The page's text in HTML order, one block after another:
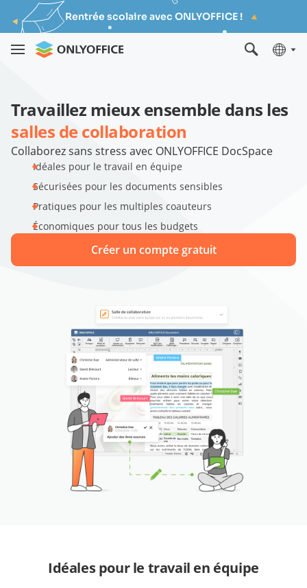
Rentrée scolaire avec ONLYOFFICE !
Travaillez mieux ensemble dans les
salles de collaboration
Collaborez sans stress avec ONLYOFFICE DocSpace
Idéales pour le travail en équipe
Sécurisées pour les documents sensibles
Pratiques pour les multiples coauteurs
Économiques pour tous les budgets
Créer un compte gratuit
Idéales pour le travail en équipe